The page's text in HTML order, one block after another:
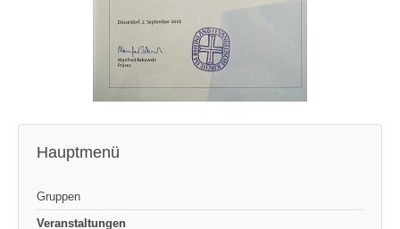
Hauptmenü
Gruppen
Veranstaltungen